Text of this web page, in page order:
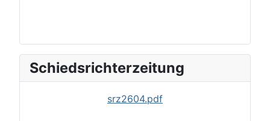
Schiedsrichterzeitung
srz2604.pdf